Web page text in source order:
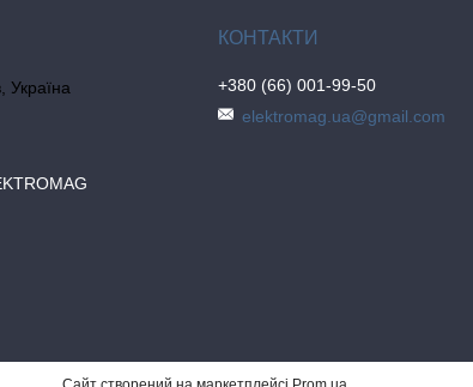
Україна
+380 (66) 001-99-50
elektromag.ua@gmail.com